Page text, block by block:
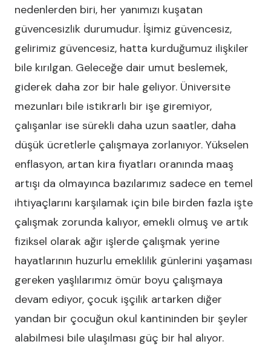
nedenlerden biri, her yanımızı kuşatan
güvencesizlik durumudur. İşimiz güvencesiz,
gelirimiz güvencesiz, hatta kurduğumuz ilişkiler
bile kırılgan. Geleceğe dair umut beslemek,
giderek daha zor bir hale geliyor. Üniversite
mezunları bile istikrarlı bir işe giremiyor,
çalışanlar ise sürekli daha uzun saatler, daha
düşük ücretlerle çalışmaya zorlanıyor. Yükselen
enflasyon, artan kira fiyatları oranında maaş
artışı da olmayınca bazılarımız sadece en temel
ihtiyaçlarını karşılamak için bile birden fazla işte
çalışmak zorunda kalıyor, emekli olmuş ve artık
fiziksel olarak ağır işlerde çalışmak yerine
hayatlarının huzurlu emeklilik günlerini yaşaması
gereken yaşlılarımız ömür boyu çalışmaya
devam ediyor, çocuk işçilik artarken diğer
yandan bir çocuğun okul kantininden bir şeyler
alabilmesi bile ulaşılması güç bir hal alıyor.